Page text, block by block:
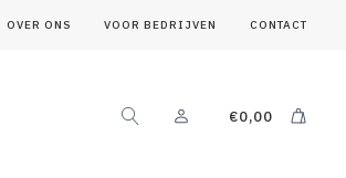
OVER ONS VOOR BEDRIJVEN CONTACT
€0,00